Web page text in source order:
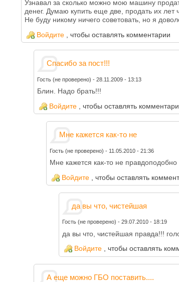
Узнавал за сколько можно мою машину
денег. Думаю купить еще две, продать их лет
Не буду никому ничего советовать, но я
Войдите
, чтобы оставлять комментарии
Спасибо за пост!!!
Гость (не проверено) -28.11.2009 - 13:13
Блин. Надо брать!!!
Войдите
, чтобы оставлять
Мне кажется как-то не
Гость (не проверено) - 11.05.2010 - 21:36
Мне кажется как-то не
Войдите
, чтобы оставлять
да вы что, чистейшая
Гость (не проверено) -29.07.2010 - 18:19
да вы что, чистейшая правда!!!
Войдите , чтобы оставлять
А еще можно ГБО поставить....